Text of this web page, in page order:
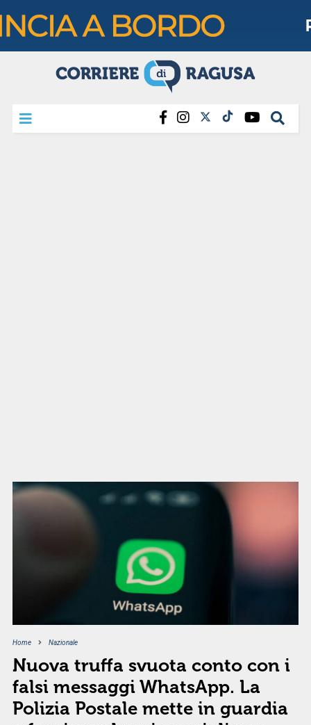
Home Nazionale
Nuova truffa svuota conto con i
falsi messaggi WhatsApp. La
Polizia Postale mette in guardia